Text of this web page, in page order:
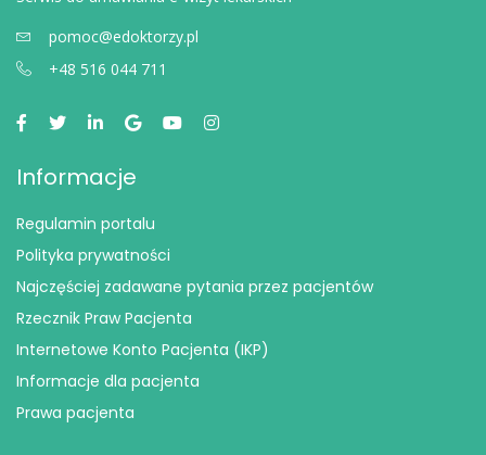
pomoc@edoktorzy.pl
+48 516 044 711
Informacje
Regulamin portalu
Polityka prywatności
Najczęściej zadawane pytania przez pacjentów
Rzecznik Praw Pacjenta
Internetowe Konto Pacjenta (IKP)
Informacje dla pacjenta
Prawa pacjenta